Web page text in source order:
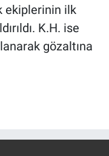
ekiplerinin ilk
K.H. ise
gözaltına